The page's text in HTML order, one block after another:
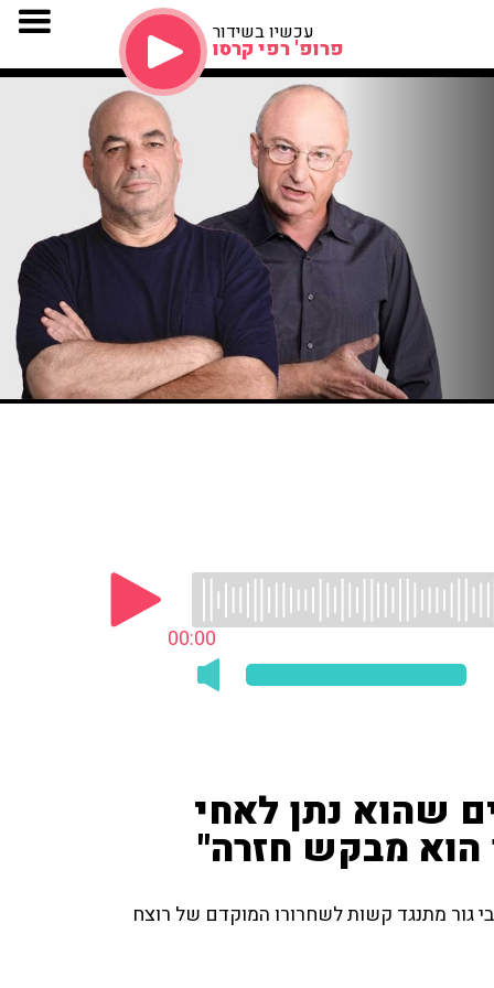
עכשיו בשידור
פרופ' רפי קרסו
00:00
"את 8 השנים שהוא נתן לאחי
הוא מבקש חזרה"
ירדן, שנרצח בגיל 8 בידי הרוצח צבי גור מתנגד קשות לשחרורו המוקדם של רוצח